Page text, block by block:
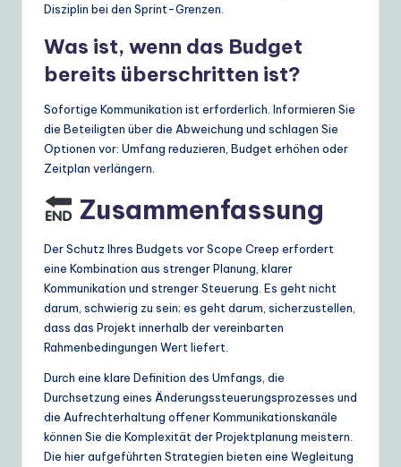
Disziplin bei den Sprint-Grenzen.
Was ist, wenn das Budget
bereits überschritten ist?
Sofortige Kommunikation ist erforderlich. Informieren Sie
die Beteiligten über die Abweichung und schlagen Sie
Optionen vor: Umfang reduzieren, Budget erhöhen oder
Zeitplan verlängern.
Zusammenfassung
Der Schutz Ihres Budgets vor Scope Creep erfordert
eine Kombination aus strenger Planung, klarer
Kommunikation und strenger Steuerung. Es geht nicht
darum, schwierig zu sein; es geht darum, sicherzustellen,
dass das Projekt innerhalb der vereinbarten
Rahmenbedingungen Wert liefert.
Durch eine klare Definition des Umfangs, die
Durchsetzung eines Änderungssteuerungsprozesses und
die Aufrechterhaltung offener Kommunikationskanäle
können Sie die Komplexität der Projektplanung meistern.
Die hier aufgeführten Strategien bieten eine Wegleitung